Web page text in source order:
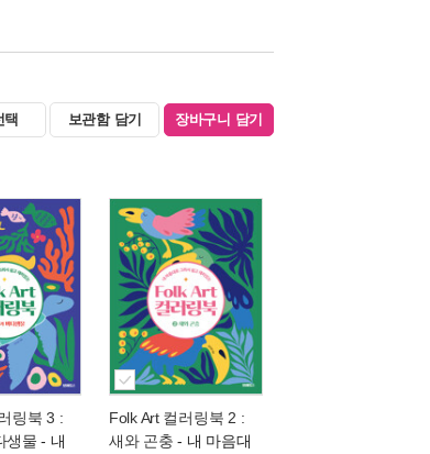
택 보관함 담기 장바구니 담기
링북 3 :
생물 - 내
Folk Art 컬러링북 2 :
새와 곤충 - 내 마음대